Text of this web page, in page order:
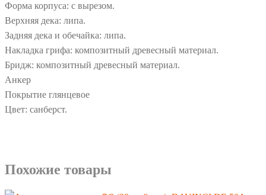
Форма корпуса: с вырезом.
Верхняя дека: липа.
Задняя дека и обечайка: липа.
Накладка грифа: композитный древесный материал.
Бридж: композитный древесный материал.
Анкер
Покрытие глянцевое
Цвет: санберст.
Похожие товары